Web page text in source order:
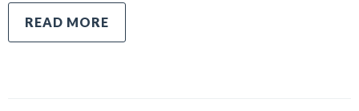
READ MORE